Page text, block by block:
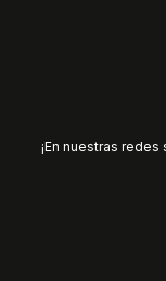
¡En nuestras